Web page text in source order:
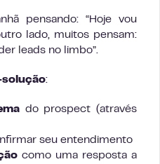
pensando: “Hoje vou
lado, muitos pensam:
leads no limbo”.
:
do prospect (através
seu entendimento
como uma resposta a